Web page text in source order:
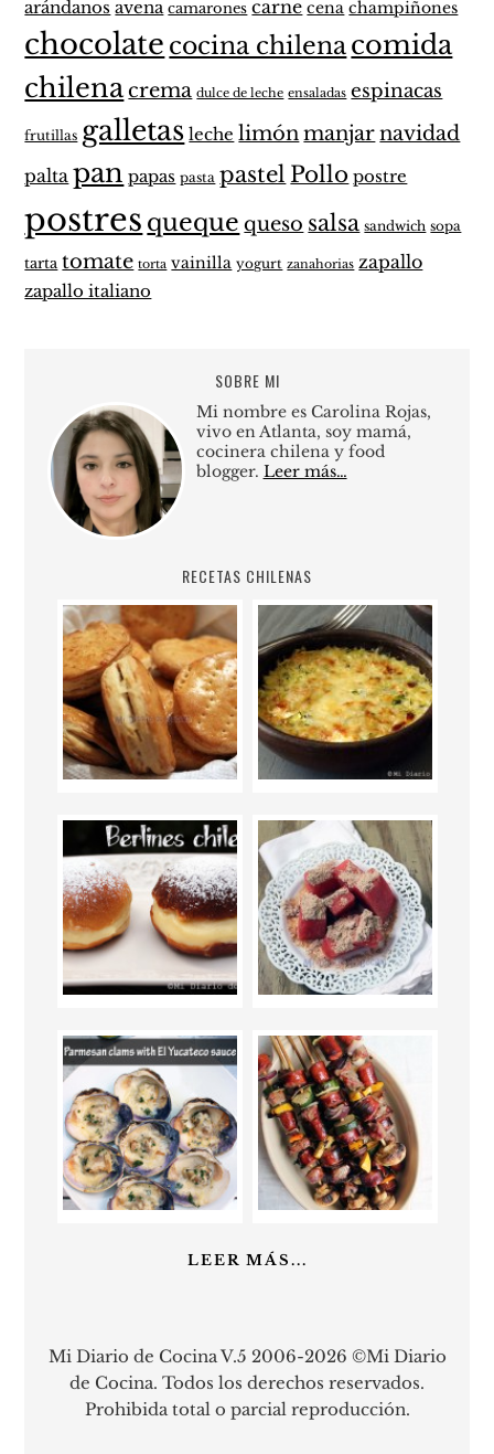
arándanos avena camarones carne cena champiñones
chocolate cocina chilenacomida
chilenacrema dulce de leche ensaladas espinacas
frutillas galletas leche limónmanjarnavidad
palta pan papas pasta pastel Pollo postre
postres queque queso salsa sandwich sopa
tarta tomate torta vainilla yogurt zanahorias zapallo
zapallo italiano
SOBRE MI
Mi nombre es Carolina Rojas,
vivo en Atlanta, soy mamá,
cocinera chilena y food
blogger. Leer más…
RECETAS CHILENAS
LEER MÁS...
Mi Diario de Cocina V.5 2006-2026 ©Mi Diario
de Cocina. Todos los derechos reservados.
Prohibida total o parcial reproducción.